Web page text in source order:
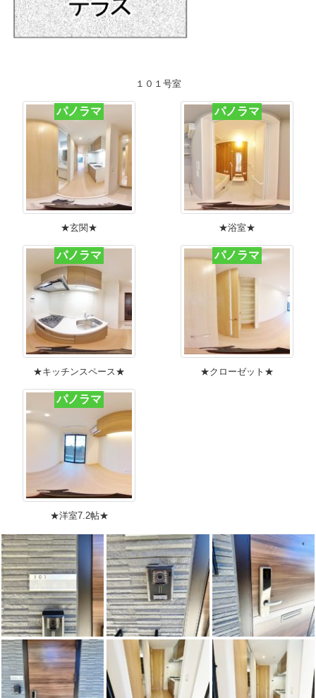
１０１号室
パノラマ
★玄関★
パノラマ
★浴室★
パノラマ
★キッチンスペース★
パノラマ
★クローゼット★
パノラマ
★洋室7.2帖★